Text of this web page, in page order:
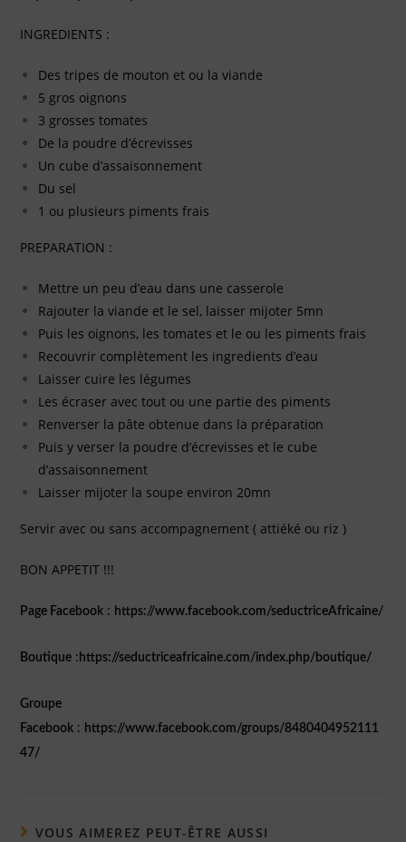
INGREDIENTS :
Des tripes de mouton et ou la viande
5 gros oignons
3 grosses tomates
De la poudre d’écrevisses
Un cube d’assaisonnement
Du sel
1 ou plusieurs piments frais
PREPARATION :
Mettre un peu d’eau dans une casserole
Rajouter la viande et le sel, laisser mijoter 5mn
Puis les oignons, les tomates et le ou les piments frais
Recouvrir complètement les ingredients d’eau
Laisser cuire les légumes
Les écraser avec tout ou une partie des piments
Renverser la pâte obtenue dans la préparation
Puis y verser la poudre d’écrevisses et le cube
d’assaisonnement
Laisser mijoter la soupe environ 20mn
Servir avec ou sans accompagnement ( attiéké ou riz )
BON APPETIT !!!
Page Facebook : https://www.facebook.com/seductriceAfricaine/
Boutique : https://seductriceafricaine.com/index.php/boutique/
Groupe
Facebook : https://www.facebook.com/groups/8480404952111
47/
VOUS AIMEREZ PEUT-ÊTRE AUSSI